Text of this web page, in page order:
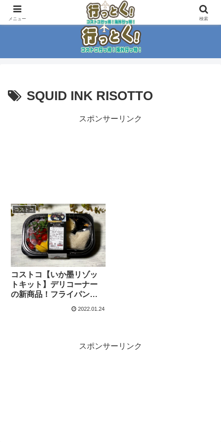
コストコ大好き家族がイチ押商品紹介！！
SQUID INK RISOTTO
スポンサーリンク
コストコ
コストコ【いか墨リゾッ
トキット】デリコーナー
の新商品！フライパンで
を作れちゃいます。
2022.01.24
スポンサーリンク
メニュー 検索